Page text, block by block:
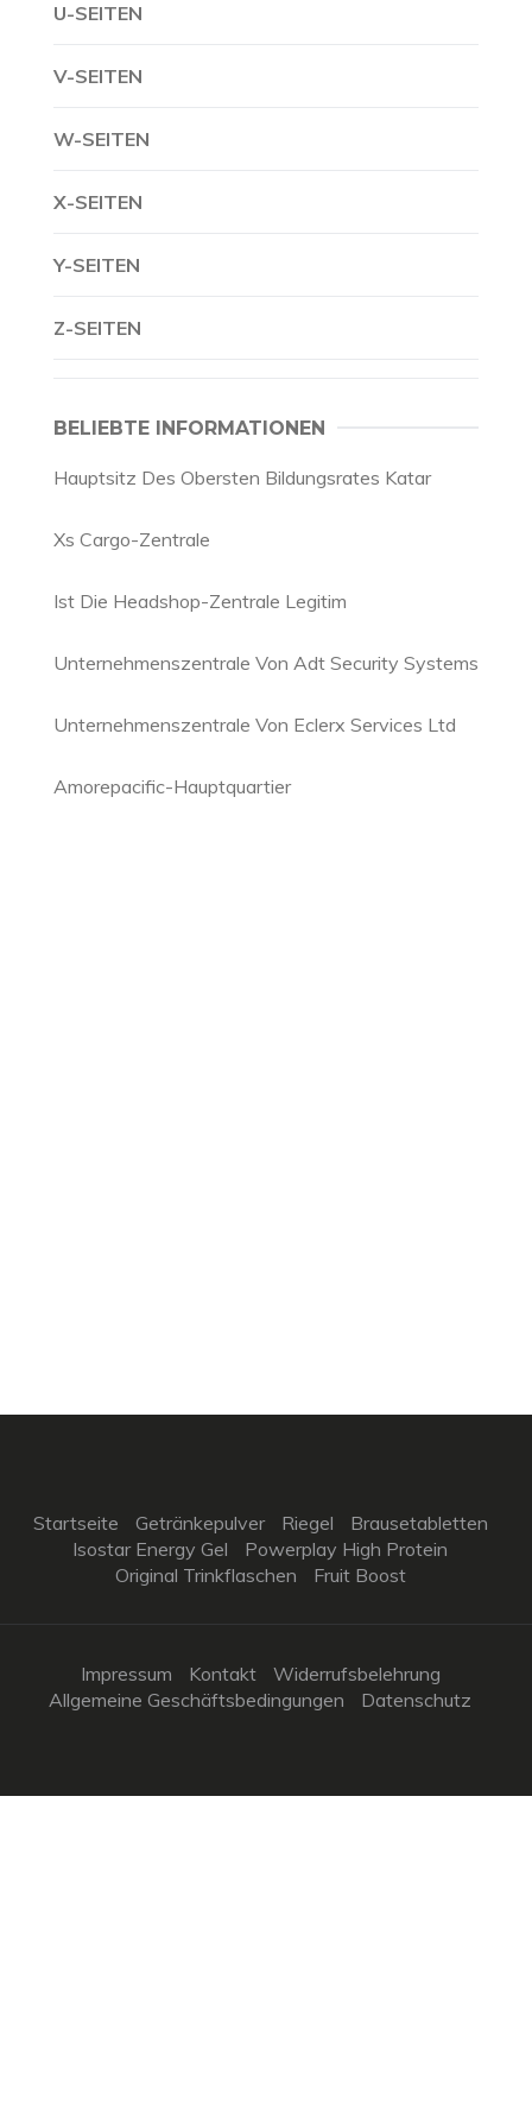
U-SEITEN
V-SEITEN
W-SEITEN
X-SEITEN
Y-SEITEN
Z-SEITEN
BELIEBTE INFORMATIONEN
Hauptsitz Des Obersten Bildungsrates Katar
Xs Cargo-Zentrale
Ist Die Headshop-Zentrale Legitim
Unternehmenszentrale Von Adt Security Systems
Unternehmenszentrale Von Eclerx Services Ltd
Amorepacific-Hauptquartier
Startseite Getränkepulver Riegel
Brausetabletten
Isostar Energy Gel
Powerplay High Protein
Original Trinkflaschen
Fruit Boost
Impressum Kontakt
Widerrufsbelehrung
Allgemeine Geschäftsbedingungen
Datenschutz